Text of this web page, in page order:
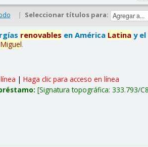
| Seleccionar títulos para:
renovables en América Latina y el
Miguel.
|Haga clic para acceso en línea
Signatura topográfica:333.793/